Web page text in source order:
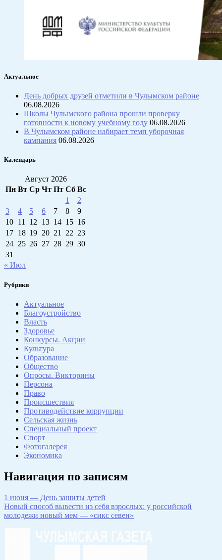
Актуальное
День добрых друзей отметили в Чулымском районе
06.08.2026
Школы Чулымского района прошли проверку
готовности к новому учебному году 06.08.2026
В Чулымском районе набирает темп уборочная
кампания 06.08.2026
Календарь
Август 2026
Пн Вт Ср Чт Пт Сб Вс
1
2
3
4 5 6 7 8
9
10 11 12 13 14 15 16
17 18 19 20 21 22 23
24 25 26 27 28 29 30
31
« Июл
Рубрики
Актуальное
Благоустройство
Власть
Здоровье
Конкурсы. Акции
Культура
Образование
Общество
Опросы. Викторины
Персона
Право
Происшествия
Противодействие коррупции
Сельская жизнь
Специальный проект
Спорт
Фотогалерея
Экономика
Навигация по записям
1 июня — День защиты детей
Новый способ вывести из себя взрослых: у российской
молодежи новый мем — «сикс севен»